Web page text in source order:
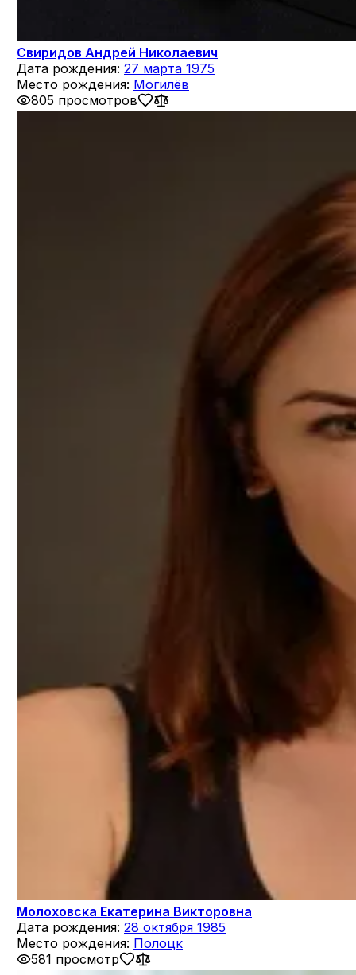
Свиридов Андрей Николаевич
Дата рождения: 27 марта 1975
Место рождения: Могилёв
805 просмотров
Молоховска Екатерина Викторовна
Дата рождения: 28 октября 1985
Место рождения: Полоцк
581 просмотр